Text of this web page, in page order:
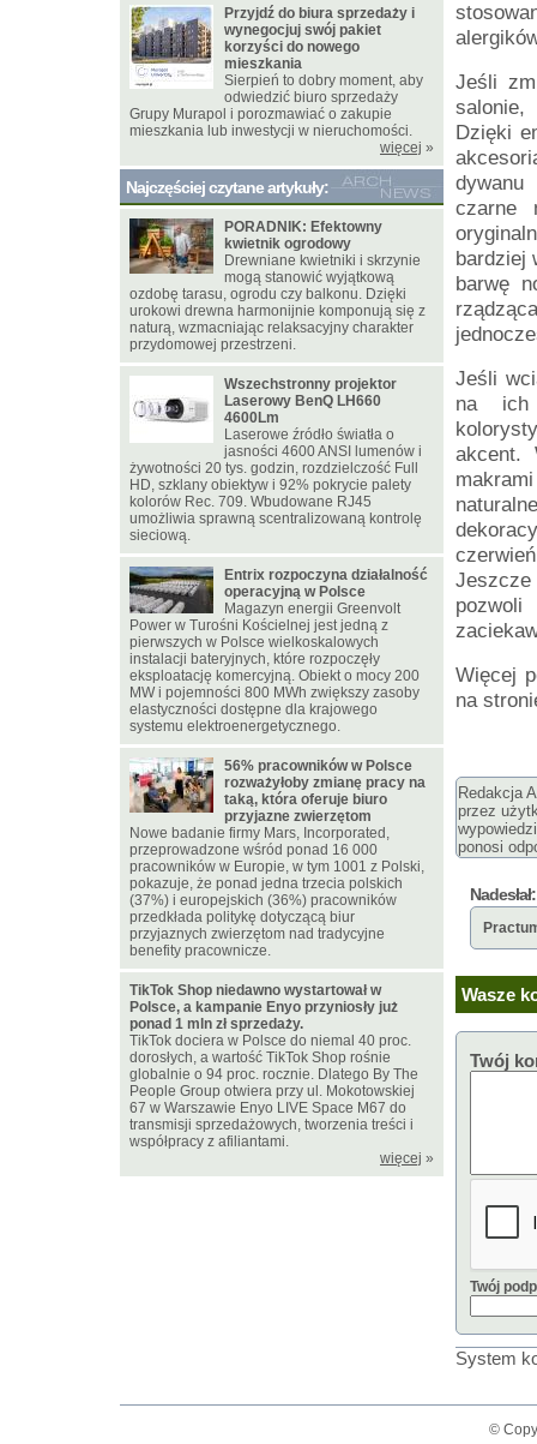
Jeśli
salonie,
Dzięki
dywanu
czarne
bardziej
barwę
Jeśli
na ich
akcent.
Jeszcze
Więcej
na
Redakcja
przez
ponosi
Nadesłał:
Wasze
Twój
Twój
System
Przyjdź do biura sprzedaży i
wynegocjuj swój pakiet
korzyści do nowego
mieszkania
Sierpień to dobry moment, aby
odwiedzić biuro sprzedaży
Grupy Murapol i porozmawiać o zakupie
mieszkania lub inwestycji w nieruchomości.
więcej »
Najczęściej czytane artykuły:
PORADNIK: Efektowny
kwietnik ogrodowy
Drewniane kwietniki i skrzynie
mogą stanowić wyjątkową
ozdobę tarasu, ogrodu czy balkonu. Dzięki
urokowi drewna harmonijnie komponują się z
naturą, wzmacniając relaksacyjny charakter
przydomowej przestrzeni.
Wszechstronny projektor
Laserowy BenQ LH660
4600Lm
Laserowe źródło światła o
jasności 4600 ANSI lumenów i
żywotności 20 tys. godzin, rozdzielczość Full
HD, szklany obiektyw i 92% pokrycie palety
kolorów Rec. 709. Wbudowane RJ45
umożliwia sprawną scentralizowaną kontrolę
sieciową.
Entrix rozpoczyna działalność
operacyjną w Polsce
Magazyn energii Greenvolt
Power w Turośni Kościelnej jest jedną z
pierwszych w Polsce wielkoskalowych
instalacji bateryjnych, które rozpoczęły
eksploatację komercyjną. Obiekt o mocy 200
MW i pojemności 800 MWh zwiększy zasoby
elastyczności dostępne dla krajowego
systemu elektroenergetycznego.
56% pracowników w Polsce
rozważyłoby zmianę pracy na
taką, która oferuje biuro
przyjazne zwierzętom
Nowe badanie firmy Mars, Incorporated,
przeprowadzone wśród ponad 16 000
pracowników w Europie, w tym 1001 z Polski,
pokazuje, że ponad jedna trzecia polskich
(37%) i europejskich (36%) pracowników
przedkłada politykę dotyczącą biur
przyjaznych zwierzętom nad tradycyjne
benefity pracownicze.
TikTok Shop niedawno wystartował w
Polsce, a kampanie Enyo przyniosły już
ponad 1 mln zł sprzedaży.
TikTok dociera w Polsce do niemal 40 proc.
dorosłych, a wartość TikTok Shop rośnie
globalnie o 94 proc. rocznie. Dlatego By The
People Group otwiera przy ul. Mokotowskiej
67 w Warszawie Enyo LIVE Space M67 do
transmisji sprzedażowych, tworzenia treści i
współpracy z afiliantami.
więcej »
©